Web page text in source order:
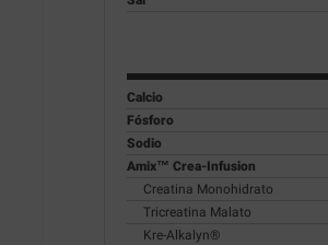
Calcio
Fósforo
Sodio
Amix™ Crea-Infusion
Creatina Monohidrato
Tricreatina Malato
Kre-Alkalyn®